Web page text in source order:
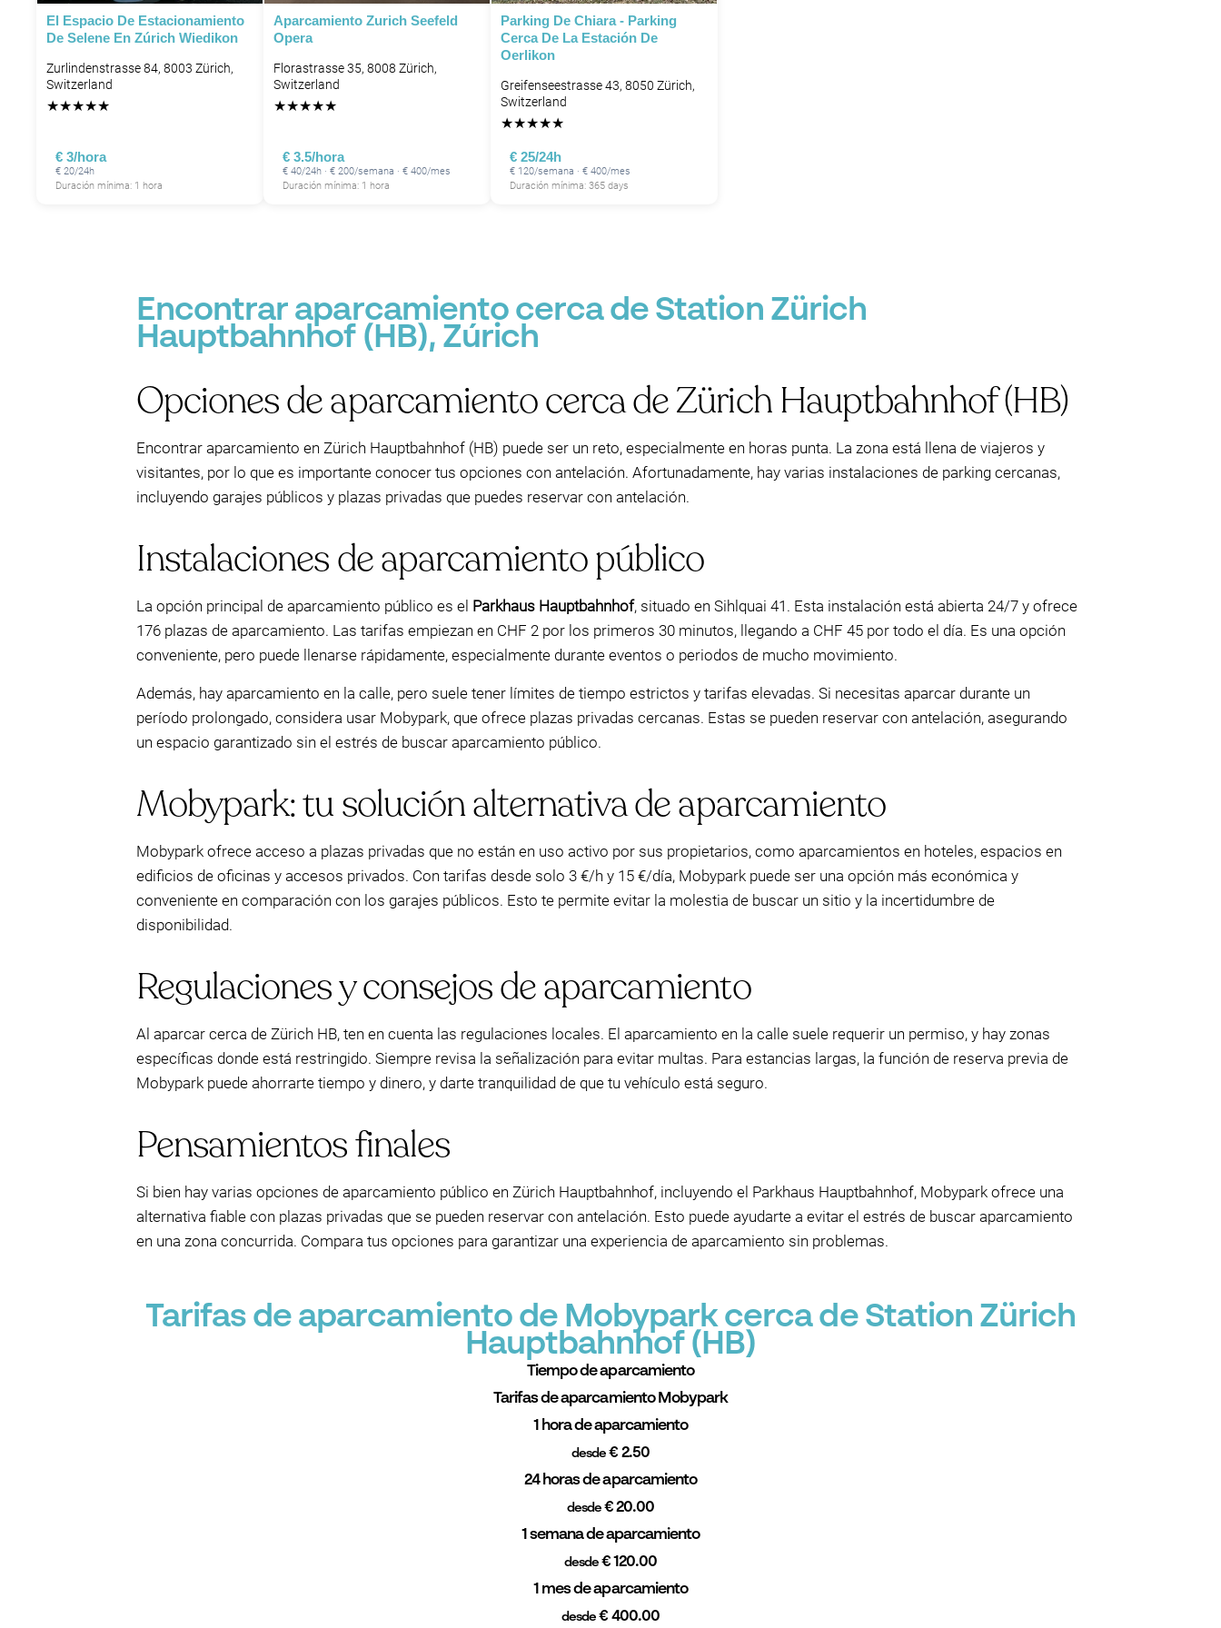
El Espacio De Estacionamiento
De Selene En Zúrich Wiedikon
Zurlindenstrasse 84, 8003 Zürich,
Switzerland
★★★★★
€ 3/hora
€ 20/24h
Duración mínima: 1 hora
Aparcamiento Zurich Seefeld
Opera
Florastrasse 35, 8008 Zürich,
Switzerland
★★★★★
€ 3.5/hora
€ 40/24h · € 200/semana · € 400/mes
Duración mínima: 1 hora
Parking De Chiara - Parking
Cerca De La Estación De
Oerlikon
Greifenseestrasse 43, 8050 Zürich,
Switzerland
★★★★★
€ 25/24h
€ 120/semana · € 400/mes
Duración mínima: 365 days
Encontrar aparcamiento cerca de Station Zürich
Hauptbahnhof (HB), Zúrich
Opciones de aparcamiento cerca de Zürich Hauptbahnhof (HB)
Encontrar aparcamiento en Zürich Hauptbahnhof (HB) puede ser un reto, especialmente en horas punta. La zona está llena de viajeros y
visitantes, por lo que es importante conocer tus opciones con antelación. Afortunadamente, hay varias instalaciones de parking cercanas,
incluyendo garajes públicos y plazas privadas que puedes reservar con antelación.
Instalaciones de aparcamiento público
La opción principal de aparcamiento público es el Parkhaus Hauptbahnhof, situado en Sihlquai 41. Esta instalación está abierta 24/7 y ofrece
176 plazas de aparcamiento. Las tarifas empiezan en CHF 2 por los primeros 30 minutos, llegando a CHF 45 por todo el día. Es una opción
conveniente, pero puede llenarse rápidamente, especialmente durante eventos o periodos de mucho movimiento.
Además, hay aparcamiento en la calle, pero suele tener límites de tiempo estrictos y tarifas elevadas. Si necesitas aparcar durante un
período prolongado, considera usar Mobypark, que ofrece plazas privadas cercanas. Estas se pueden reservar con antelación, asegurando
un espacio garantizado sin el estrés de buscar aparcamiento público.
Mobypark: tu solución alternativa de aparcamiento
Mobypark ofrece acceso a plazas privadas que no están en uso activo por sus propietarios, como aparcamientos en hoteles, espacios en
edificios de oficinas y accesos privados. Con tarifas desde solo 3 €/h y 15 €/día, Mobypark puede ser una opción más económica y
conveniente en comparación con los garajes públicos. Esto te permite evitar la molestia de buscar un sitio y la incertidumbre de
disponibilidad.
Regulaciones y consejos de aparcamiento
Al aparcar cerca de Zürich HB, ten en cuenta las regulaciones locales. El aparcamiento en la calle suele requerir un permiso, y hay zonas
específicas donde está restringido. Siempre revisa la señalización para evitar multas. Para estancias largas, la función de reserva previa de
Mobypark puede ahorrarte tiempo y dinero, y darte tranquilidad de que tu vehículo está seguro.
Pensamientos finales
Si bien hay varias opciones de aparcamiento público en Zürich Hauptbahnhof, incluyendo el Parkhaus Hauptbahnhof, Mobypark ofrece una
alternativa fiable con plazas privadas que se pueden reservar con antelación. Esto puede ayudarte a evitar el estrés de buscar aparcamiento
en una zona concurrida. Compara tus opciones para garantizar una experiencia de aparcamiento sin problemas.
Tarifas de aparcamiento de Mobypark cerca de Station Zürich
Hauptbahnhof (HB)
Tiempo de aparcamiento
Tarifas de aparcamiento Mobypark
1 hora de aparcamiento
desde € 2.50
24 horas de aparcamiento
desde€ 20.00
1 semana de aparcamiento
desde€ 120.00
1 mes de aparcamiento
desde € 400.00